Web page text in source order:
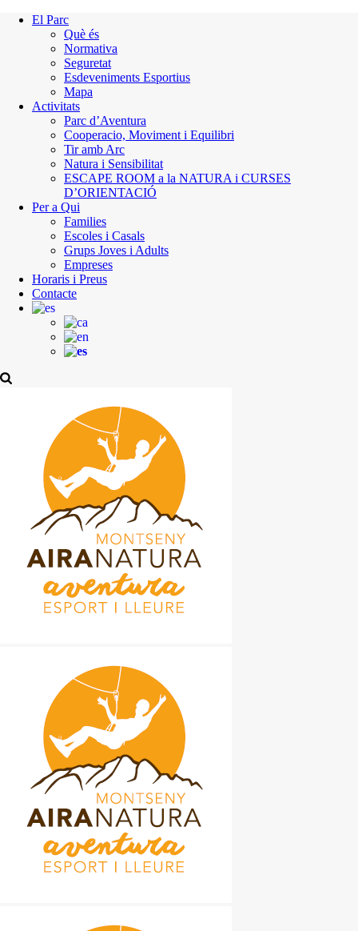
El Parc
Què és
Normativa
Seguretat
Esdeveniments Esportius
Mapa
Activitats
Parc d’Aventura
Cooperacio, Moviment i Equilibri
Tir amb Arc
Natura i Sensibilitat
ESCAPE ROOM a la NATURA i CURSES
D’ORIENTACIÓ
Per a Qui
Families
Escoles i Casals
Grups Joves i Adults
Empreses
Horaris i Preus
Contacte